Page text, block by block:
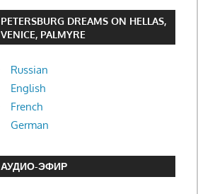
PETERSBURG DREAMS ON HELLAS,
VENICE, PALMYRE
Russian
English
French
German
АУДИО-ЭФИР